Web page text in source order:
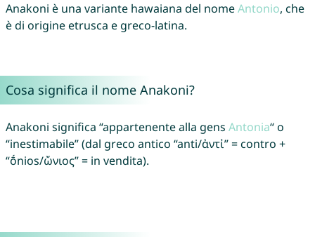
Anakoni è una variante hawaiana del nomeAntonio, che
è di origine etrusca e greco-latina.
Cosa significa il nome Anakoni?
Anakoni significa “appartenente alla gens Antonia“ o
“inestimabile” (dal greco antico “anti/ἀντἰ” = contro +
“ṓnios/ὤνιος” = in vendita).